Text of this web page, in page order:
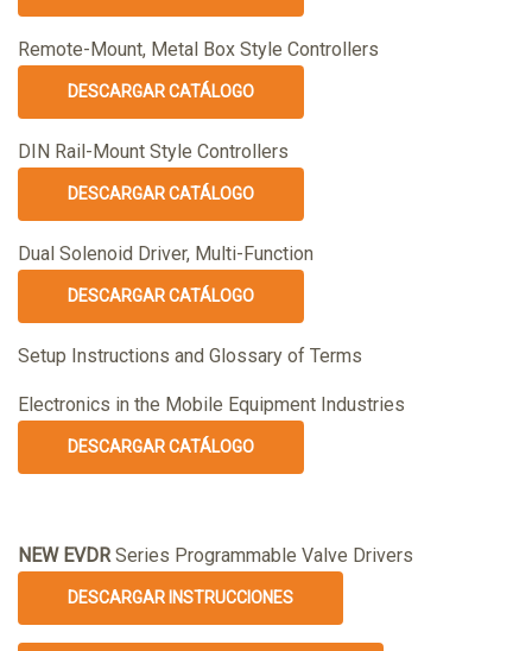
Remote-Mount, Metal Box Style Controllers
DESCARGAR CATÁLOGO
DIN Rail-Mount Style Controllers
DESCARGAR CATÁLOGO
Dual Solenoid Driver, Multi-Function
DESCARGAR CATÁLOGO
Setup Instructions and Glossary of Terms
Electronics in the Mobile Equipment Industries
DESCARGAR CATÁLOGO
NEW EVDRSeries Programmable Valve Drivers
DESCARGAR INSTRUCCIONES